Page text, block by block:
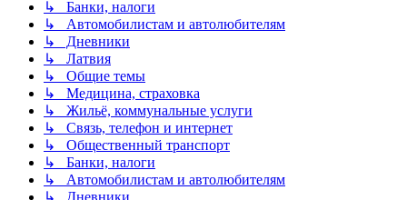
↳ Банки, налоги
↳ Автомобилистам и автолюбителям
↳ Дневники
↳ Латвия
↳ Общие темы
↳ Медицина, страховка
↳ Жильё, коммунальные услуги
↳ Связь, телефон и интернет
↳ Общественный транспорт
↳ Банки, налоги
↳ Автомобилистам и автолюбителям
↳ Дневники